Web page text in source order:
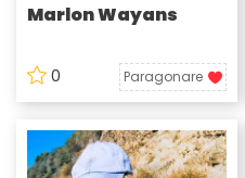
Marlon Wayans
0 Paragonare